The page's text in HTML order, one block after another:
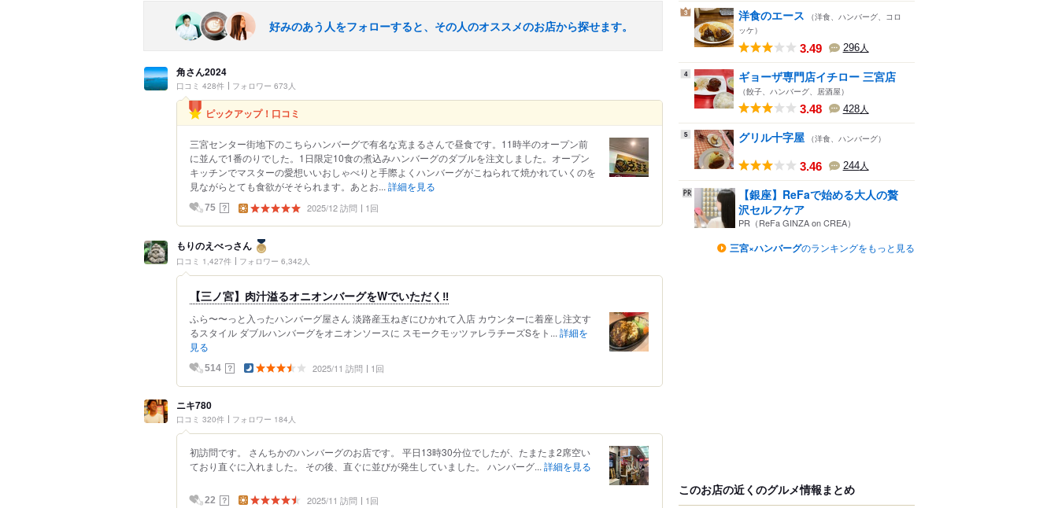
好みのあう人をフォローすると、その人のオススメのお店から探せます。
角さん2024
口コミ 428件 フォロワー 673人
ピックアップ！口コミ
三宮センター街地下のこちらハンバーグで有名な克まるさんで昼食です。11時半のオープン前
に並んで1番のりでした。1日限定10食の煮込みハンバーグのダブルを注文しました。オープン
キッチンでマスターの愛想いいおしゃべりと手際よくハンバーグがこねられて焼かれていくのを
見ながらとても食欲がそそられます。あとお... 詳細を見る
75 ？ 2025/12 訪問 1回
もりのえべっさん
口コミ 1,427件 フォロワー 6,342人
【三ノ宮】肉汁溢るオニオンバーグをWでいただく‼️
ふら〜〜っと入ったハンバーグ屋さん 淡路産玉ねぎにひかれて入店 カウンターに着座し注文す
るスタイル ダブルハンバーグをオニオンソースに スモークモッツァレラチーズSをト... 詳細を
見る
514 ？ 2025/11 訪問 1回
ニキ780
口コミ 320件 フォロワー 184人
初訪問です。 さんちかのハンバーグのお店です。 平日13時30分位でしたが、たまたま2席空い
ており直ぐに入れました。 その後、直ぐに並びが発生していました。 ハンバーグ... 詳細を見る
22 ？ 2025/11 訪問 1回
3 洋食のエース
（洋食、ハンバーグ、コロ
ッケ）
3.49 296人
4 ギョーザ専門店イチロー 三宮店
（餃子、ハンバーグ、居酒屋）
3.48 428人
5 グリル十字屋 （洋食、ハンバーグ）
3.46 244人
【銀座】ReFaで始める大人の贅
沢セルフケア
PR（ReFa GINZA on CREA）
三宮×ハンバーグのランキングをもっと見る
このお店の近くのグルメ情報まとめ